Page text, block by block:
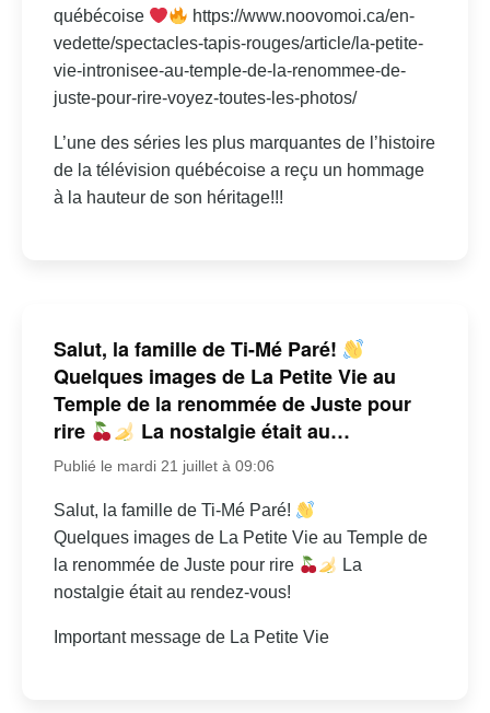
québécoise
https://www.noovomoi.ca/en-
vedette/spectacles-tapis-rouges/article/la-petite-
vie-intronisee-au-temple-de-la-renommee-de-
juste-pour-rire-voyez-toutes-les-photos/
L’une des séries les plus marquantes de l’histoire
de la télévision québécoise a reçu un hommage
à la hauteur de son héritage!!!
Salut, la famille de Ti-Mé Paré!
Quelques images de La Petite Vie au
Temple de la renommée de Juste pour
rire
La nostalgie était au…
Publié le mardi 21 juillet à 09:06
Salut, la famille de Ti-Mé Paré!
Quelques images de La Petite Vie au Temple de
la renommée de Juste pour rire
La
nostalgie était au rendez-vous!
Important message de La Petite Vie